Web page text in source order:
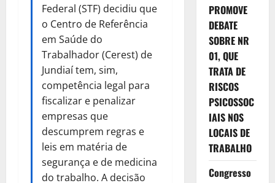
Federal (STF) decidiu que
o Centro de Referência
em Saúde do
Trabalhador (Cerest) de
Jundiaí tem, sim,
competência legal para
fiscalizar e penalizar
empresas que
descumprem regras e
leis em matéria de
segurança e de medicina
do trabalho. A decisão
PROMOVE
DEBATE
SOBRE NR
01, QUE
TRATA DE
RISCOS
PSICOSSOC
IAIS NOS
LOCAIS DE
TRABALHO
Congresso